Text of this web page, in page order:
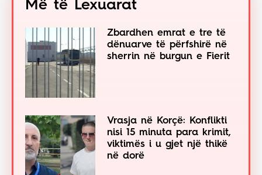
Më të Lexuarat
Zbardhen emrat e tre të
dënuarve të përfshirë në
sherrin në burgun e Fierit
Vrasja në Korçë: Konflikti
nisi 15 minuta para krimit,
viktimës i u gjet një thikë
në dorë